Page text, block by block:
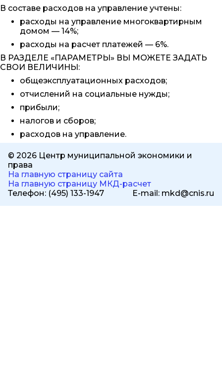
В составе расходов на управление учтены:
расходы на управление многоквартирным
домом — 14%;
расходы на расчет платежей — 6%.
В РАЗДЕЛЕ «ПАРАМЕТРЫ» ВЫ МОЖЕТЕ ЗАДАТЬ
СВОИ ВЕЛИЧИНЫ:
общеэксплуатационных расходов;
отчислений на социальные нужды;
прибыли;
налогов и сборов;
расходов на управление.
© 2026 Центр муниципальной экономики и
права
На главную страницу сайта
На главную страницу МКД-расчет
Телефон: (495) 133-1947
E-mail: mkd@cnis.ru